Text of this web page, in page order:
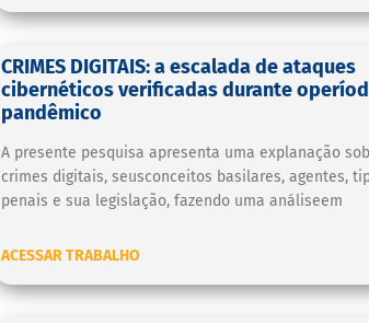
CRIMES DIGITAIS: a escalada de ataques
cibernéticos verificadas durante
pandêmico
A presente pesquisa apresenta uma explanação
crimes digitais, seusconceitos basilares, agentes,
penais e sua legislação, fazendo uma análiseem
ACESSAR TRABALHO